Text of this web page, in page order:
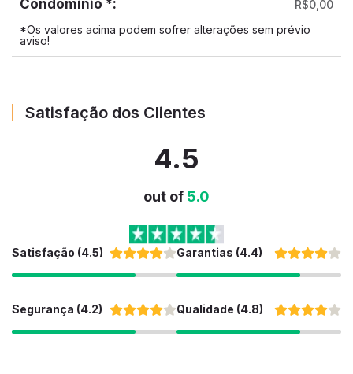
Condominio *:
R$0,00
*Os valores acima podem sofrer alterações sem prévio
aviso!
Satisfação dos Clientes
4.5
out of 5.0
Satisfação (4.5)
Segurança (4.2)
Garantias (4.4)
Qualidade (4.8)